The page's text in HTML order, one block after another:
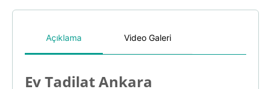
Açıklama Video Galeri
Ev Tadilat Ankara